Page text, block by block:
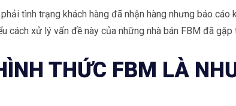
tình trạng khách hàng đã nhận hàng nhưng báo
cách xử lý vấn đề này của những nhà bán FBM đã
THỨC FBM LÀ